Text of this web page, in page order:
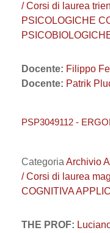
/ Corsi di laurea
PSICOLOGICHE
Docente: Filippo
Docente: Patrik
PSP3049112 -
Categoria Archivio
/ Corsi di laurea
COGNITIVA
THE PROF: